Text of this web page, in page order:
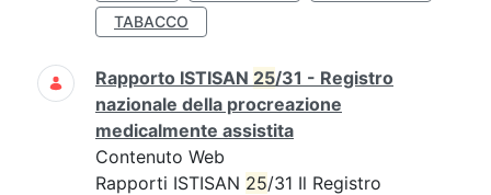
TABACCO
Rapporto ISTISAN 25/31 - Registro
nazionale della procreazione
medicalmente assistita
Contenuto Web
Rapporti ISTISAN 25/31 Il Registro